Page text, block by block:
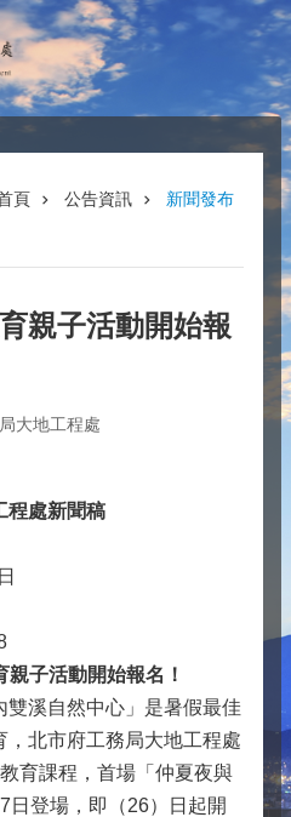
頁 公告資訊 新聞發布
親子活動開始報
大地工程處
程處新聞稿
子活動開始報名！
溪自然中心」是暑假最佳
北市府工務局大地工程處
育課程，首場「仲夏夜與
日登場，即（26）日起開